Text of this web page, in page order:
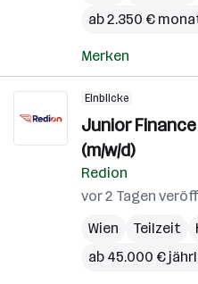
ab 2.350 €
Merken
Einblicke
Junior
(m/w/d)
Redion
vor 2 Tagen
Wien
Teilzeit
ab 45.000 €